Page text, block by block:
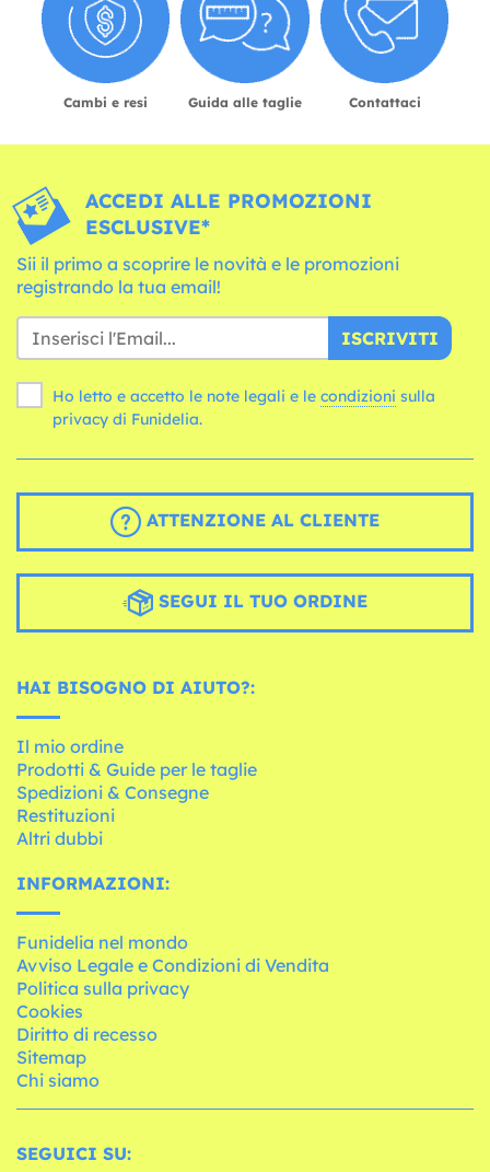
Cambi e resi Guida alle taglie Contattaci
ACCEDI ALLE PROMOZIONI
ESCLUSIVE*
Sii il primo a scoprire le novità e le promozioni
registrando la tua email!
ISCRIVITI
Ho letto e accetto le note legali e le condizioni
privacy di Funidelia.
ATTENZIONE AL CLIENTE
SEGUI IL TUO ORDINE
HAI BISOGNO DI AIUTO?:
Il mio ordine
Prodotti & Guide per le taglie
Spedizioni & Consegne
Restituzioni
Altri dubbi
INFORMAZIONI:
Funidelia nel mondo
Avviso Legale e Condizioni di Vendita
Politica sulla privacy
Cookies
Diritto di recesso
Sitemap
Chi siamo
SEGUICI SU: